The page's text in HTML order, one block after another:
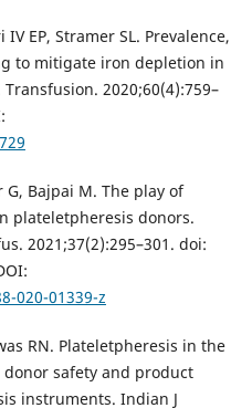
EP, Stramer SL. Prevalence,
to mitigate iron depletion in
2020;60(4):759–
G, Bajpai M. The play of
plateletpheresis donors.
2021;37(2):295–301. doi:
020-01339-z
RN. Plateletpheresis in the
safety and product
instruments. Indian J